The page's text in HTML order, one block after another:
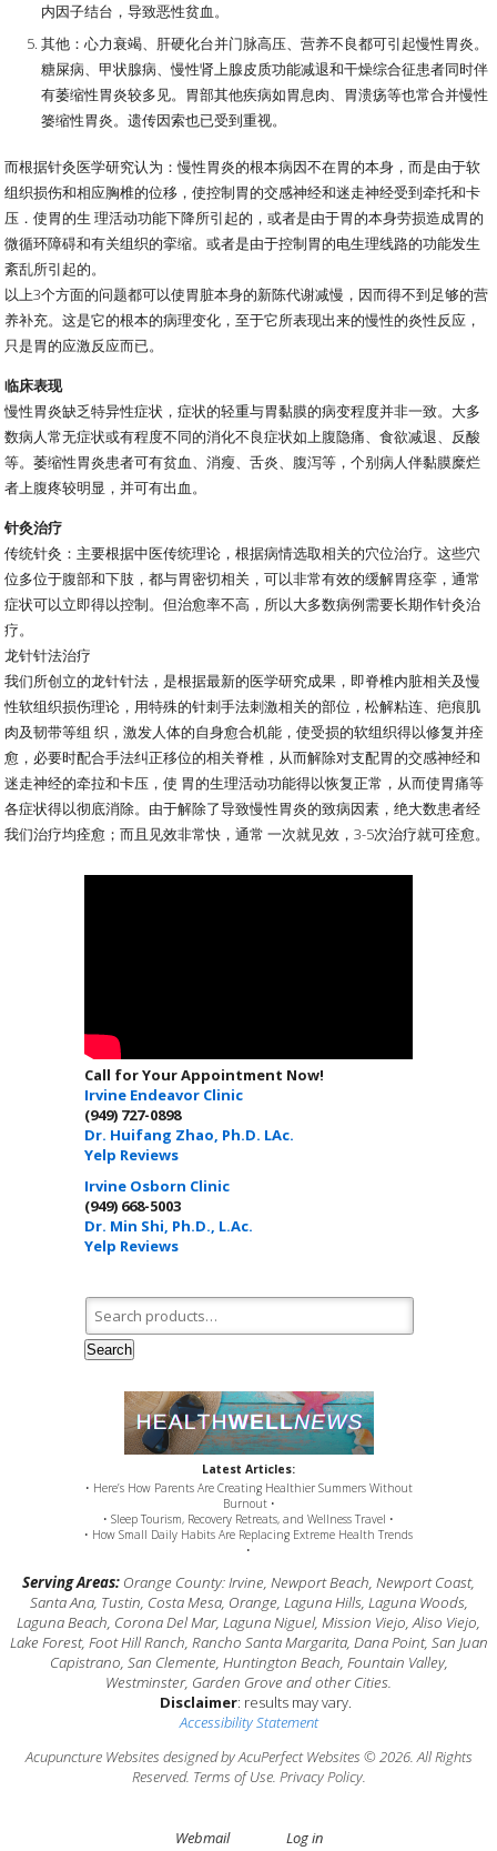
内因子结台，导致恶性贫血。
其他：心力衰竭、肝硬化台并门脉高压、营养不良都可引起慢性胃炎。
糖屎病、甲状腺病、慢性肾上腺皮质功能减退和干燥综合征患者同时伴
有萎缩性胃炎较多见。胃部其他疾病如胃息肉、胃溃疡等也常合并慢性
篓缩性胃炎。遗传因索也已受到重视。
而根据针灸医学研究认为：慢性胃炎的根本病因不在胃的本身，而是由于软
组织损伤和相应胸椎的位移，使控制胃的交感神经和迷走神经受到牵托和卡
压．使胃的生 理活动功能下降所引起的，或者是由于胃的本身劳损造成胃的
微循环障碍和有关组织的挛缩。或者是由于控制胃的电生理线路的功能发生
紊乱所引起的。
以上3个方面的问题都可以使胃脏本身的新陈代谢减慢，因而得不到足够的营
养补充。这是它的根本的病理变化，至于它所表现出来的慢性的炎性反应，
只是胃的应激反应而已。
临床表现
慢性胃炎缺乏特异性症状，症状的轻重与胃黏膜的病变程度并非一致。大多
数病人常无症状或有程度不同的消化不良症状如上腹隐痛、食欲减退、反酸
等。萎缩性胃炎患者可有贫血、消瘦、舌炎、腹泻等，个别病人伴黏膜糜烂
者上腹疼较明显，并可有出血。
针灸治疗
传统针灸：主要根据中医传统理论，根据病情选取相关的穴位治疗。这些穴
位多位于腹部和下肢，都与胃密切相关，可以非常有效的缓解胃痉挛，通常
症状可以立即得以控制。但治愈率不高，所以大多数病例需要长期作针灸治
疗。
龙针针法治疗
我们所创立的龙针针法，是根据最新的医学研究成果，即脊椎内脏相关及慢
性软组织损伤理论，用特殊的针刺手法刺激相关的部位，松解粘连、疤痕肌
肉及韧带等组 织，激发人体的自身愈合机能，使受损的软组织得以修复并痊
愈，必要时配合手法纠正移位的相关脊椎，从而解除对支配胃的交感神经和
迷走神经的牵拉和卡压，使 胃的生理活动功能得以恢复正常，从而使胃痛等
各症状得以彻底消除。由于解除了导致慢性胃炎的致病因素，绝大数患者经
我们治疗均痊愈；而且见效非常快，通常 一次就见效，3-5次治疗就可痊愈。
Call for Your Appointment Now!
Irvine Endeavor Clinic
(949) 727-0898
Dr. Huifang Zhao, Ph.D. LAc.
Yelp Reviews
Irvine Osborn Clinic
(949) 668-5003
Dr. Min Shi, Ph.D., L.Ac.
Yelp Reviews
Search for:
Search
Latest Articles:
• Here’s How Parents Are Creating Healthier Summers Without
Burnout •
• Sleep Tourism, Recovery Retreats, and Wellness Travel •
• How Small Daily Habits Are Replacing Extreme Health Trends
•
Serving Areas: Orange County: Irvine, Newport Beach, Newport Coast,
Santa Ana, Tustin, Costa Mesa, Orange, Laguna Hills, Laguna Woods,
Laguna Beach, Corona Del Mar, Laguna Niguel, Mission Viejo, Aliso Viejo,
Lake Forest, Foot Hill Ranch, Rancho Santa Margarita, Dana Point, San Juan
Capistrano, San Clemente, Huntington Beach, Fountain Valley,
Westminster, Garden Grove and other Cities.
Disclaimer: results may vary.
Accessibility Statement
Acupuncture Websites designed by AcuPerfect Websites © 2026. All Rights
Reserved. Terms of Use. Privacy Policy.
Webmail Log in